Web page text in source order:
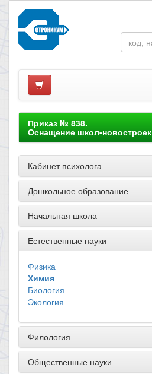
Приказ № 838.
Оснащение школ-новостроек
Кабинет психолога
Дошкольное образование
Начальная школа
Естественные науки
Физика
Химия
Биология
Экология
Филология
Общественные науки